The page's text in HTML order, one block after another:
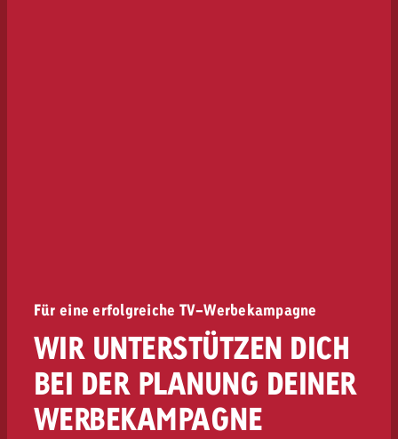
Für eine erfolgreiche TV-Werbekampagne
WIR UNTERSTÜTZEN DICH
BEI DER PLANUNG DEINER
WERBEKAMPAGNE